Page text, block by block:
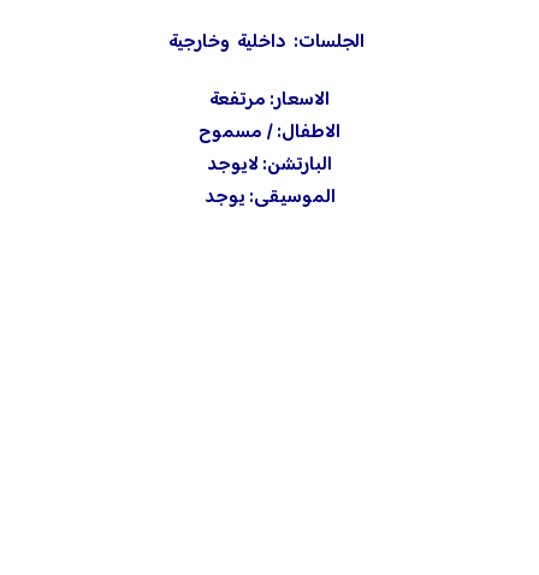
الجلسات: داخلية وخارجية
الاسعار: مرتفعة
الاطفال: / مسموح
البارتشن: لايوجد
الموسيقى: يوجد